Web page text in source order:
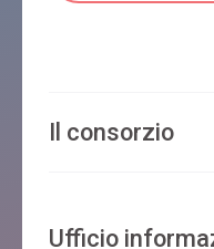
Il consorzio
Ufficio